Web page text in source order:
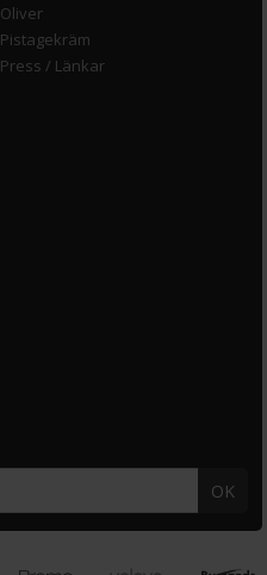
Oliver
Pistagekräm
Press / Länkar
OK